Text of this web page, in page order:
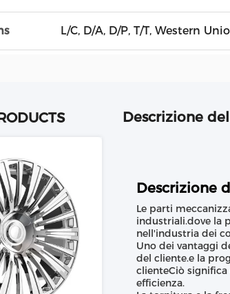
L/C, D/A, D/P, T/T, Western
Descrizione
Descrizione
Le parti
industriali.dove la
nell'industria dei
Uno dei vantaggi
del cliente.e la
clienteCiò
efficienza.